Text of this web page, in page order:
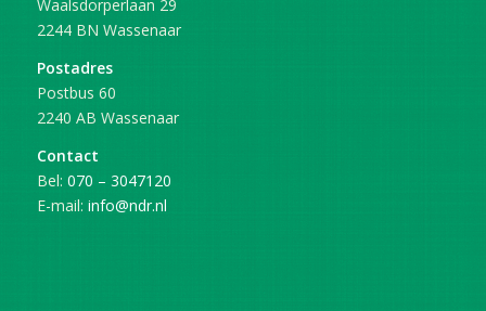
Waalsdorperlaan 29
2244 BN Wassenaar
Postadres
Postbus 60
2240 AB Wassenaar
Contact
Bel: 070 – 3047120
E-mail: info@ndr.nl